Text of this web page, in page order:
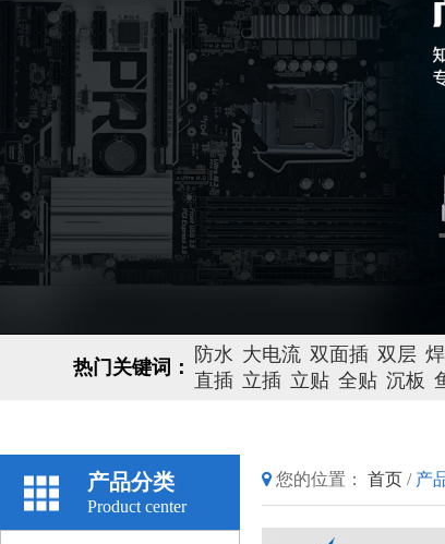
热门关键词：
防水 大电流 双面插 双层
直插 立插 立贴 全贴 沉板
产品分类
Product center
您的位置： 首页 / 产